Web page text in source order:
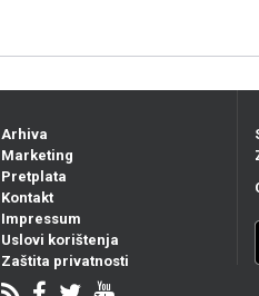
Arhiva
Marketing
Pretplata
Kontakt
Impressum
Uslovi korištenja
Zaštita privatnosti